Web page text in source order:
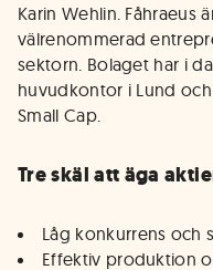
Karin Wehlin. Fåhraeus
välrenommerad
sektorn. Bolaget har i
huvudkontor i Lund
Small Cap.
Tre skäl att äga
Låg konkurrens och
Effektiv produktion